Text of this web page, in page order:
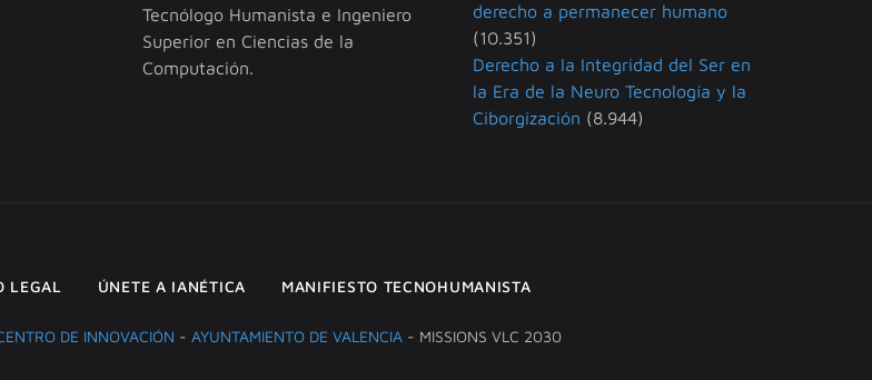
Tecnólogo Humanista e Ingeniero
Superior en Ciencias de la
Computación.
derecho a permanecer humano
(10.351)
Derecho a la Integridad del Ser en
la Era de la Neuro Tecnología y la
Ciborgización (8.944)
LEGAL ÚNETE A IANÉTICA MANIFIESTO TECNOHUMANISTA
DE INNOVACIÓN - AYUNTAMIENTO DE VALENCIA- MISSIONS VLC 2030